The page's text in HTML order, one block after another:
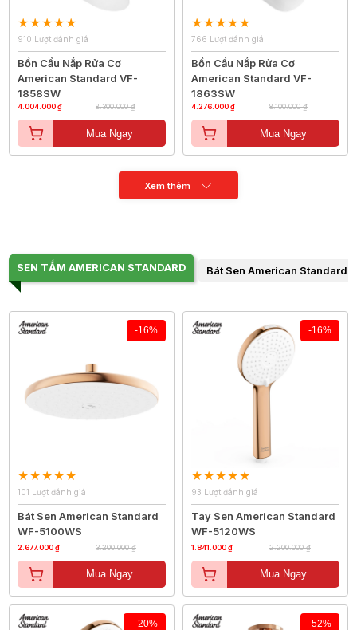
910 Lượt đánh giá
Bồn Cầu Nắp Rửa Cơ
American Standard VF-
1858SW
4.004.000 ₫ 8.300.000 ₫
Mua Ngay
766 Lượt đánh giá
Bồn Cầu Nắp Rửa Cơ
American Standard VF-
1863SW
4.276.000 ₫ 8.100.000 ₫
Mua Ngay
Xem thêm
SEN TẮM AMERICAN STANDARD Bát Sen American Standard
-16%
101 Lượt đánh giá
Bát Sen American Standard
WF-5100WS
2.677.000 ₫ 3.200.000 ₫
Mua Ngay
-16%
93 Lượt đánh giá
Tay Sen American Standard
WF-5120WS
1.841.000 ₫ 2.200.000 ₫
Mua Ngay
--20% -52%